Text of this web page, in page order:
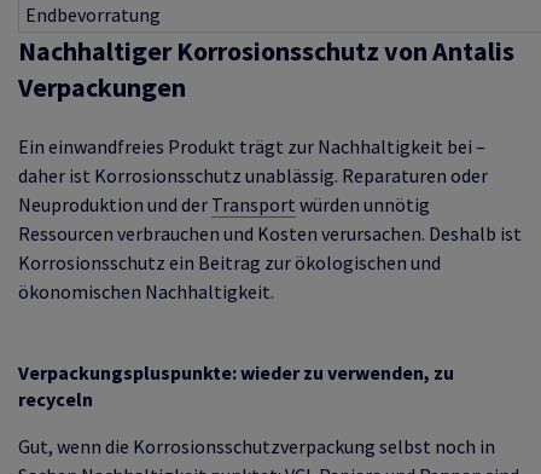
Endbevorratung
Nachhaltiger Korrosionsschutz von Antalis
Verpackungen
Ein einwandfreies Produkt trägt zur Nachhaltigkeit bei –
daher ist Korrosionsschutz unablässig. Reparaturen oder
Neuproduktion und der Transport würden unnötig
Ressourcen verbrauchen und Kosten verursachen. Deshalb ist
Korrosionsschutz ein Beitrag zur ökologischen und
ökonomischen Nachhaltigkeit.
Verpackungspluspunkte: wieder zu verwenden, zu
recyceln
Gut, wenn die Korrosionsschutzverpackung selbst noch in